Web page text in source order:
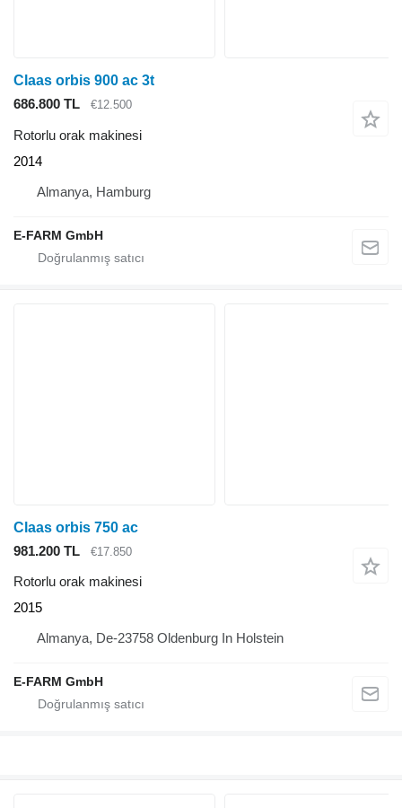
Claas orbis 900 ac 3t
686.800 TL
€12.500
Rotorlu orak makinesi
2014
Almanya, Hamburg
E-FARM GmbH
Claas orbis 750 ac
981.200 TL
€17.850
Rotorlu orak makinesi
2015
Almanya, De-23758 Oldenburg In Holstein
E-FARM GmbH